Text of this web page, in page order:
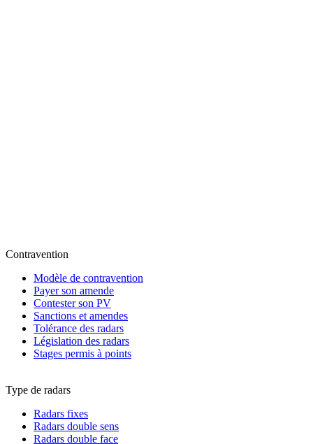
Contravention
Modèle de contravention
Payer son amende
Contester son PV
Sanctions et amendes
Tolérance des radars
Législation des radars
Stages permis à points
Type de radars
Radars fixes
Radars double sens
Radars double face